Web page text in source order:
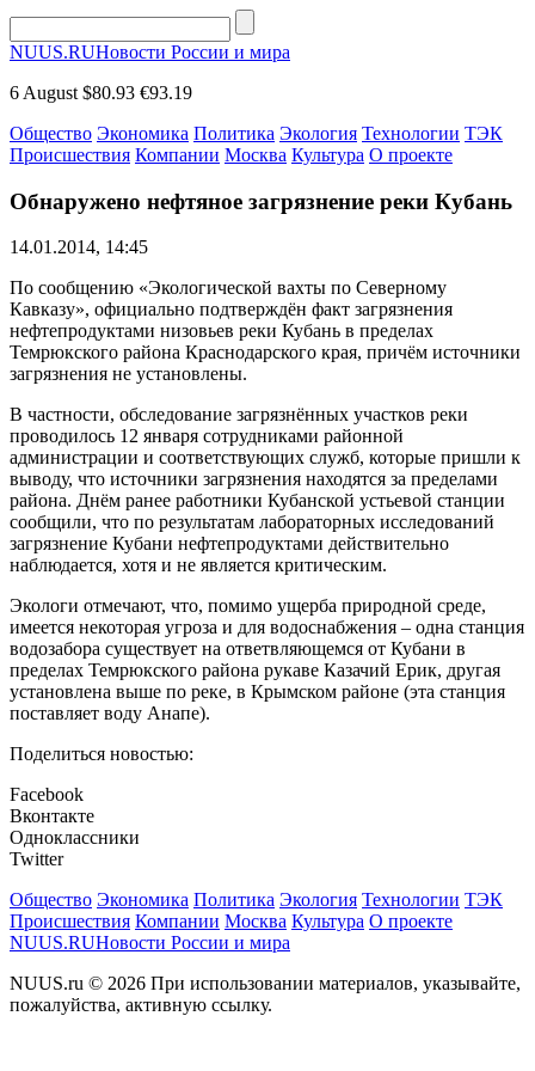
NUUS.RUНовости России и мира
6 August $80.93 €93.19
Общество Экономика Политика Экология Технологии ТЭК
Происшествия Компании Москва Культура О проекте
Обнаружено нефтяное загрязнение реки Кубань
14.01.2014, 14:45
По сообщению «Экологической вахты по Северному
Кавказу», официально подтверждён факт загрязнения
нефтепродуктами низовьев реки Кубань в пределах
Темрюкского района Краснодарского края, причём источники
загрязнения не установлены.
В частности, обследование загрязнённых участков реки
проводилось 12 января сотрудниками районной
администрации и соответствующих служб, которые пришли к
выводу, что источники загрязнения находятся за пределами
района. Днём ранее работники Кубанской устьевой станции
сообщили, что по результатам лабораторных исследований
загрязнение Кубани нефтепродуктами действительно
наблюдается, хотя и не является критическим.
Экологи отмечают, что, помимо ущерба природной среде,
имеется некоторая угроза и для водоснабжения – одна станция
водозабора существует на ответвляющемся от Кубани в
пределах Темрюкского района рукаве Казачий Ерик, другая
установлена выше по реке, в Крымском районе (эта станция
поставляет воду Анапе).
Поделиться новостью:
Facebook
Вконтакте
Одноклассники
Twitter
Общество Экономика Политика Экология Технологии ТЭК
Происшествия Компании Москва Культура О проекте
NUUS.RUНовости России и мира
NUUS.ru © 2026 При использовании материалов, указывайте,
пожалуйства, активную ссылку.